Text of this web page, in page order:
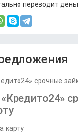
переводит